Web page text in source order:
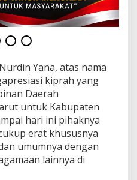
Yana, atas nama
kiprah yang
Daerah
untuk Kabupaten
hari ini pihaknya
erat khususnya
umumnya dengan
lainnya di